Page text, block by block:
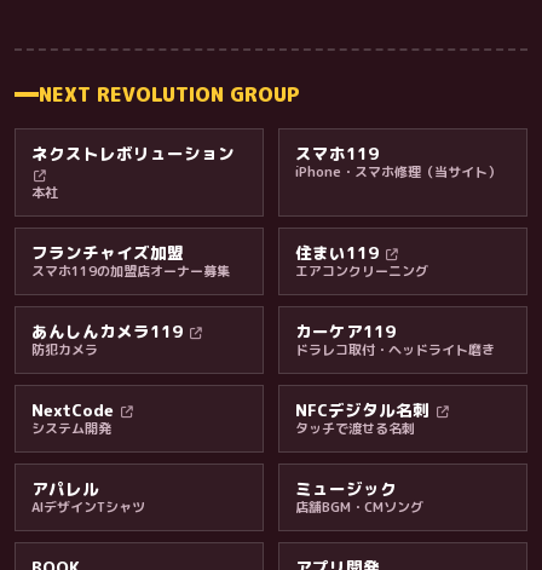
料金・保証・ご案内
NEXT REVOLUTION GROUP
ネクストレボリューション
本社
スマホ119
iPhone・スマホ修理（当サイト）
フランチャイズ加盟
スマホ119の加盟店オーナー募集
住まい119
エアコンクリーニング
あんしんカメラ119
防犯カメラ
カーケア119
ドラレコ取付・ヘッドライト磨き
NextCode
システム開発
NFCデジタル名刺
タッチで渡せる名刺
アパレル
AIデザインTシャツ
ミュージック
店舗BGM・CMソング